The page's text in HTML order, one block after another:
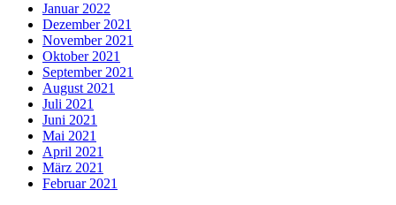
Januar 2022
Dezember 2021
November 2021
Oktober 2021
September 2021
August 2021
Juli 2021
Juni 2021
Mai 2021
April 2021
März 2021
Februar 2021